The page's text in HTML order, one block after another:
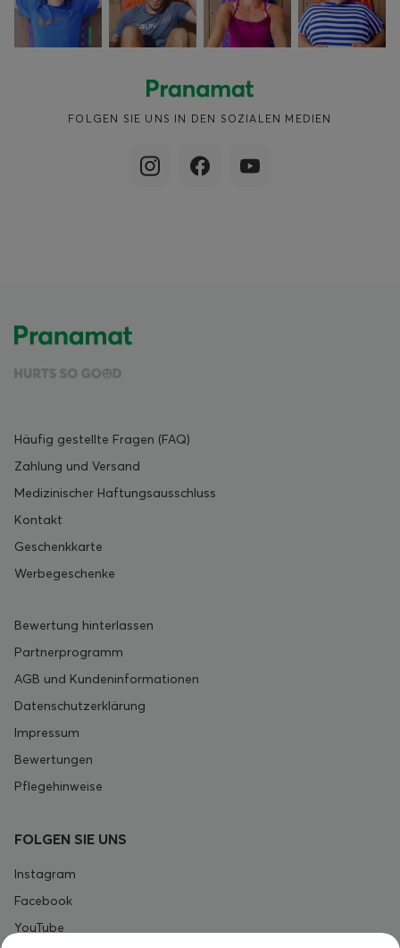
FOLGEN SIE UNS IN DEN SOZIALEN MEDIEN
Häufig gestellte Fragen (FAQ)
Zahlung und Versand
Medizinischer Haftungsausschluss
Kontakt
Geschenkkarte
Werbegeschenke
Bewertung hinterlassen
Partnerprogramm
AGB und Kundeninformationen
Datenschutzerklärung
Impressum
Bewertungen
Pflegehinweise
FOLGEN SIE UNS
Instagram
Facebook
YouTube